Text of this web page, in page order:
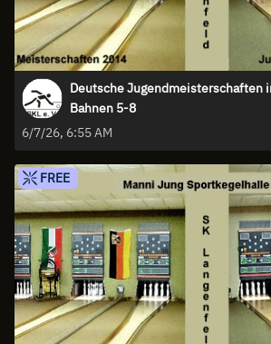
Deutsche Jugendmeisterschaften
Bahnen 5-8
6/7/26, 6:55 AM
FREE